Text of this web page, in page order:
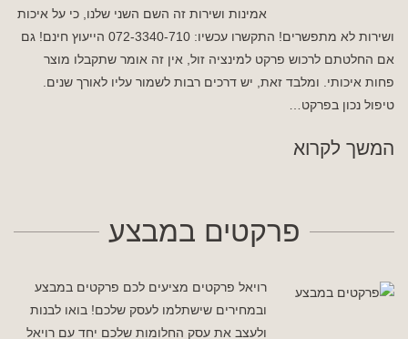
אמינות ושירות זה השם השני שלנו, כי על איכות
ושירות לא מתפשרים! התקשרו עכשיו: 072-3340-710 הייעוץ חינם! גם
אם החלטתם לרכוש פרקט למינציה זול, אין זה אומר שתקבלו מוצר
פחות איכותי. ומלבד זאת, יש דרכים רבות לשמור עליו לאורך שנים.
טיפול נכון בפרקט…
המשך לקרוא
פרקטים במבצע
רויאל פרקטים מציעים לכם פרקטים במבצע
ובמחירים שישתלמו לעסק שלכם! בואו לבנות
ולעצב את עסק החלומות שלכם יחד עם רויאל